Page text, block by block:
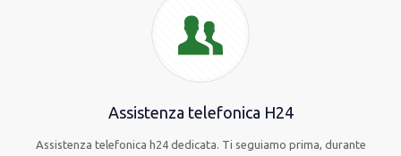
Assistenza telefonica H24
Assistenza telefonica h24 dedicata. Ti seguiamo prima, durante